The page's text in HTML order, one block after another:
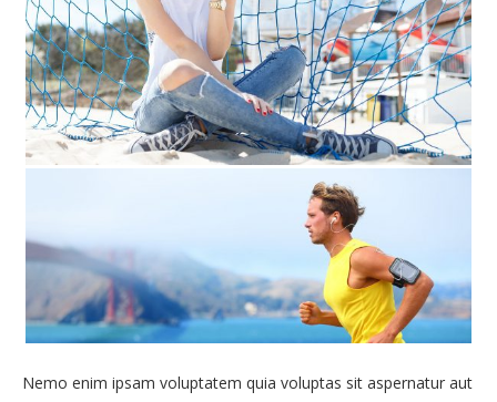
Nemo enim ipsam voluptatem quia voluptas sit aspernatur aut